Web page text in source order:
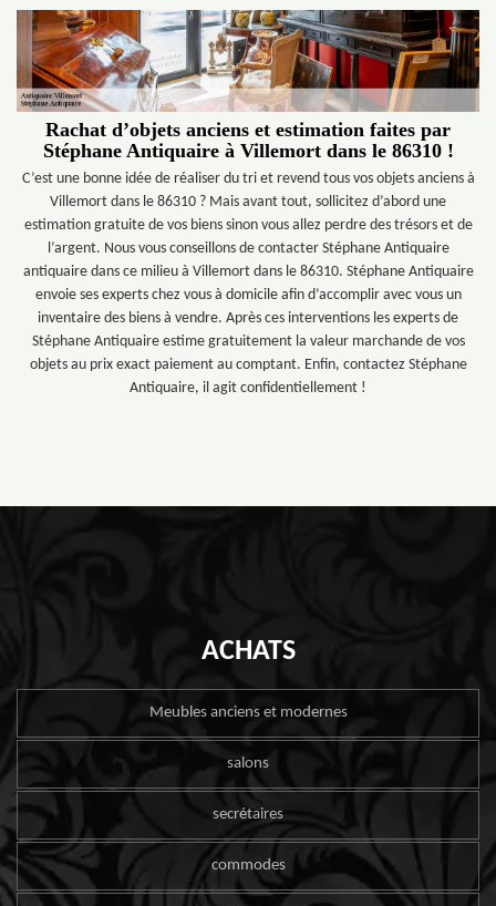
Rachat d’objets anciens et estimation faites par
Stéphane Antiquaire à Villemort dans le 86310 !
C’est une bonne idée de réaliser du tri et revend tous vos objets anciens à
Villemort dans le 86310 ? Mais avant tout, sollicitez d’abord une
estimation gratuite de vos biens sinon vous allez perdre des trésors et de
l’argent. Nous vous conseillons de contacter Stéphane Antiquaire
antiquaire dans ce milieu à Villemort dans le 86310. Stéphane Antiquaire
envoie ses experts chez vous à domicile afin d’accomplir avec vous un
inventaire des biens à vendre. Après ces interventions les experts de
Stéphane Antiquaire estime gratuitement la valeur marchande de vos
objets au prix exact paiement au comptant. Enfin, contactez Stéphane
Antiquaire, il agit confidentiellement !
ACHATS
Meubles anciens et modernes
salons
secrétaires
commodes